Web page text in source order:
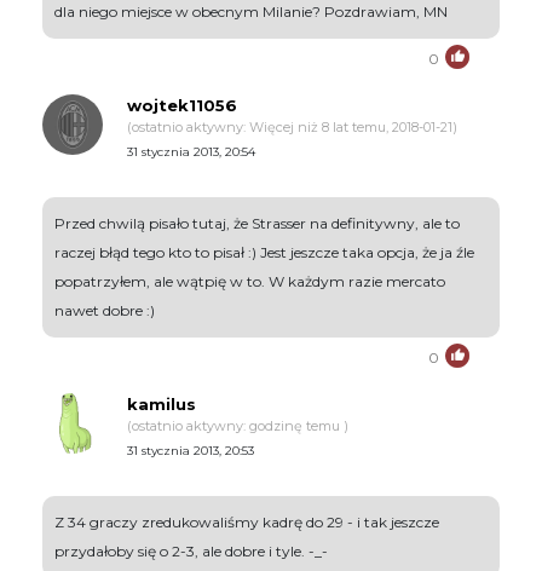
dla niego miejsce w obecnym Milanie? Pozdrawiam, MN
0
wojtek11056
(ostatnio aktywny: Więcej niż 8 lat temu, 2018-01-21)
31 stycznia 2013, 20:54
Przed chwilą pisało tutaj, że Strasser na definitywny, ale to
raczej błąd tego kto to pisał :) Jest jeszcze taka opcja, że ja źle
popatrzyłem, ale wątpię w to. W każdym razie mercato
nawet dobre :)
0
kamilus
(ostatnio aktywny: godzinę temu )
31 stycznia 2013, 20:53
Z 34 graczy zredukowaliśmy kadrę do 29 - i tak jeszcze
przydałoby się o 2-3, ale dobre i tyle. -_-